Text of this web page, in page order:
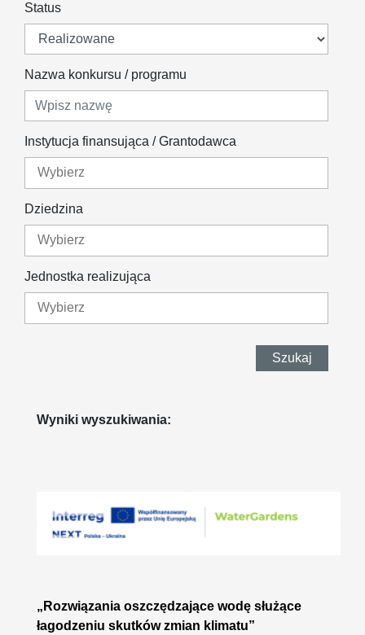
Status
Nazwa konkursu / programu
Instytucja finansująca / Grantodawca
Dziedzina
Jednostka realizująca
Szukaj
Wyniki wyszukiwania:
„Rozwiązania oszczędzające wodę służące
łagodzeniu skutków zmian klimatu”